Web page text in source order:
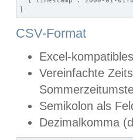
]
CSV-Format
Excel-
Vereinfachte
Semikolon als
Dezimalkomma